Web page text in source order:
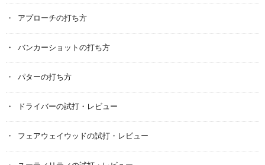
アプローチの打ち方
バンカーショットの打ち方
パターの打ち方
ドライバーの試打・レビュー
フェアウェイウッドの試打・レビュー